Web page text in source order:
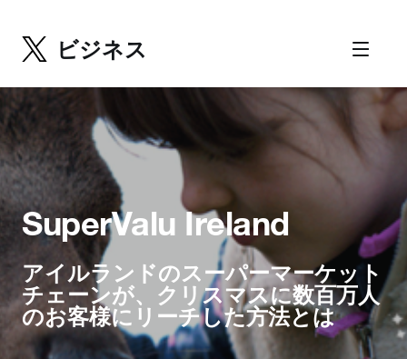
ビジネス
SuperValu Ireland
アイルランドのスーパーマーケット
チェーンが、クリスマスに数百万人
のお客様にリーチした方法とは